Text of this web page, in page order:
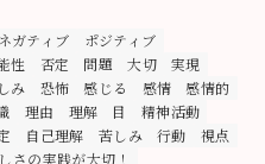
ネガティブ
ポジティブ
性 否定 問題 大切
実現
み 恐怖 感じる 感情
感情的
理由 理解 目
精神活動
自己理解 苦しみ 行動
視点
さの実践が大切！